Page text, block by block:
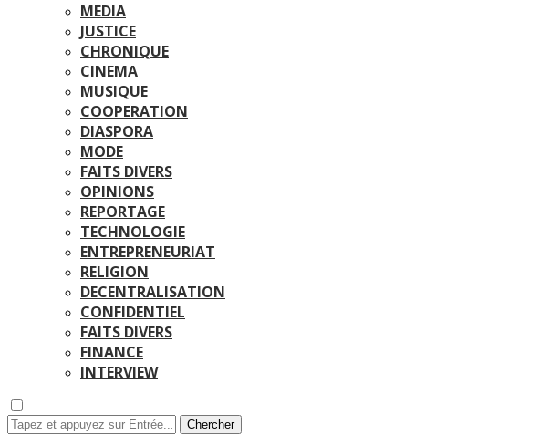
MEDIA
JUSTICE
CHRONIQUE
CINEMA
MUSIQUE
COOPERATION
DIASPORA
MODE
FAITS DIVERS
OPINIONS
REPORTAGE
TECHNOLOGIE
ENTREPRENEURIAT
RELIGION
DECENTRALISATION
CONFIDENTIEL
FAITS DIVERS
FINANCE
INTERVIEW
Chercher